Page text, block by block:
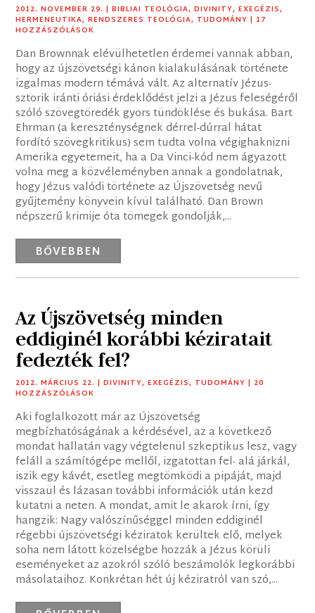
2012. NOVEMBER 29. |BIBLIAI TEOLÓGIA,DIVINITY,EXEGÉZIS,
HERMENEUTIKA,RENDSZERES TEOLÓGIA, TUDOMÁNY | 17
HOZZÁSZÓLÁSOK
Dan Brownnak elévülhetetlen érdemei vannak abban,
hogy az újszövetségi kánon kialakulásának története
izgalmas modern témává vált. Az alternatív Jézus-
sztorik iránti óriási érdeklődést jelzi a Jézus feleségéről
szóló szövegtöredék gyors tündöklése és bukása. Bart
Ehrman (a kereszténységnek dérrel-dúrral hátat
fordító szövegkritikus) sem tudta volna végighaknizni
Amerika egyetemeit, ha a Da Vinci-kód nem ágyazott
volna meg a közvéleményben annak a gondolatnak,
hogy Jézus valódi története az Újszövetség nevű
gyűjtemény könyvein kívül található. Dan Brown
népszerű krimije óta tömegek gondolják,...
BŐVEBBEN
Az Újszövetség minden
eddiginél korábbi kéziratait
fedezték fel?
2012. MÁRCIUS 22. |DIVINITY,EXEGÉZIS, TUDOMÁNY | 20
HOZZÁSZÓLÁSOK
Aki foglalkozott már az Újszövetség
megbízhatóságának a kérdésével, az a következő
mondat hallatán vagy végtelenül szkeptikus lesz, vagy
feláll a számítógépe mellől, izgatottan fel- alá járkál,
iszik egy kávét, esetleg megtömködi a pipáját, majd
visszaül és lázasan további információk után kezd
kutatni a neten. A mondat, amit le akarok írni, így
hangzik: Nagy valószínűséggel minden eddiginél
régebbi újszövetségi kéziratok kerültek elő, melyek
soha nem látott közelségbe hozzák a Jézus körüli
eseményeket az azokról szóló beszámolók legkorábbi
másolataihoz. Konkrétan hét új kéziratról van szó,...